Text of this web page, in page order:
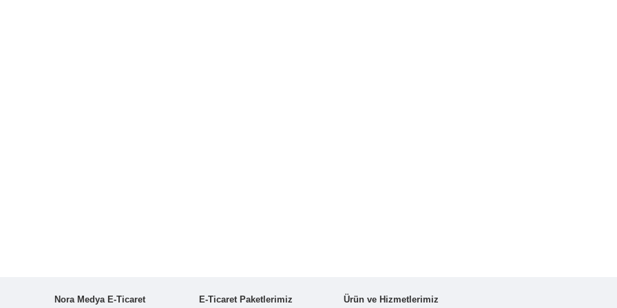
Nora Medya E-Ticaret E-Ticaret Paketlerimiz Ürün ve Hizmetlerimiz